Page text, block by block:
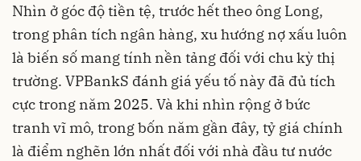
Nhìn ở góc độ tiền tệ, trước hết theo ông Long,
trong phân tích ngân hàng, xu hướng nợ xấu luôn
là biến số mang tính nền tảng đối với chu kỳ thị
trường. VPBankS đánh giá yếu tố này đã đủ tích
cực trong năm 2025. Và khi nhìn rộng ở bức
tranh vĩ mô, trong bốn năm gần đây, tỷ giá chính
là điểm nghẽn lớn nhất đối với nhà đầu tư nước